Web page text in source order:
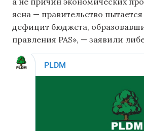
ясна — правительство
дефицит бюджета,
правления PAS», — заявили